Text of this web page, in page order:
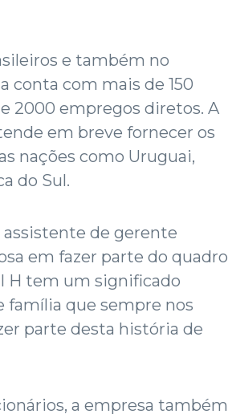
e também no
conta com mais de 150
2000 empregos diretos. A
em breve fornecer os
nações como Uruguai,
do Sul.
assistente de gerente
em fazer parte do quadro
H tem um significado
família que sempre nos
parte desta história de
a empresa também